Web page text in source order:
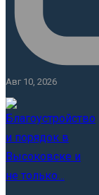
Авг 10, 2026